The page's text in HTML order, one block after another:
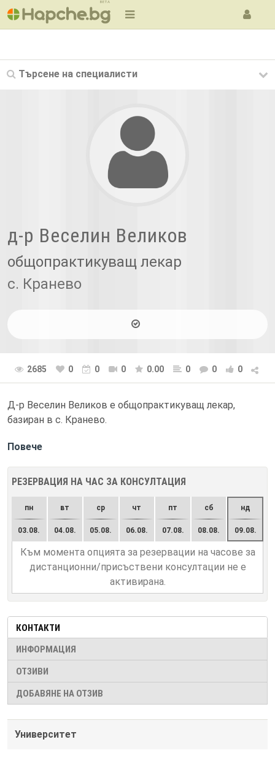
BETA
Търсене на специалисти
д-р Веселин Великов
общопрактикуващ лекар
с. Кранево
2685 0 0 0 0.00 0 0 0
Д-р Веселин Великов е общопрактикуващ лекар,
базиран в с. Кранево.
Повече
РЕЗЕРВАЦИЯ НА ЧАС ЗА КОНСУЛТАЦИЯ
пн
03.08.
вт
04.08.
ср
05.08.
чт
06.08.
пт
07.08.
сб
08.08.
нд
09.08.
Към момента опцията за резервации на часове за
дистанционни/присъствени консултации не е
активирана.
КОНТАКТИ
ИНФОРМАЦИЯ
ОТЗИВИ
ДОБАВЯНЕ НА ОТЗИВ
Университет